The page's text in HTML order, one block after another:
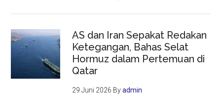
AS dan Iran Sepakat Redakan
Ketegangan, Bahas Selat
Hormuz dalam Pertemuan di
Qatar
29 Juni 2026 Byadmin